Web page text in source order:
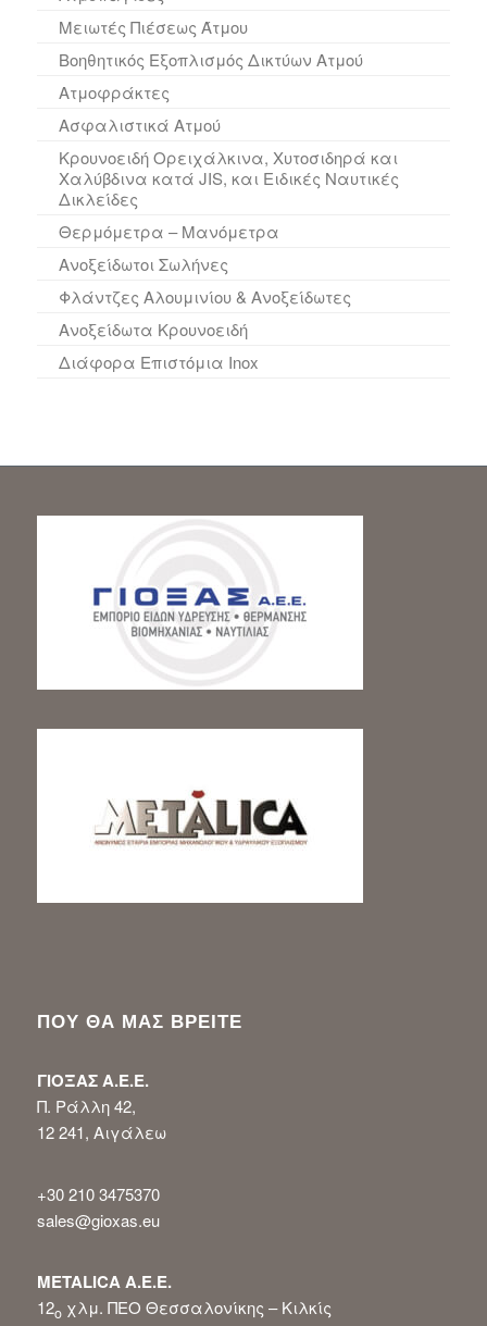
Μειωτές Πιέσεως Άτμου
Βοηθητικός Εξοπλισμός Δικτύων Ατμού
Ατμοφράκτες
Ασφαλιστικά Ατμού
Κρουνοειδή Ορειχάλκινα, Χυτοσιδηρά και
Χαλύβδινα κατά JIS, και Ειδικές Ναυτικές
Δικλείδες
Θερμόμετρα – Μανόμετρα
Ανοξείδωτοι Σωλήνες
Φλάντζες Αλουμινίου & Ανοξείδωτες
Ανοξείδωτα Kρουνοειδή
Διάφορα Επιστόμια Inox
ΠΟΥ ΘΑ ΜΑΣ ΒΡΕΙΤΕ
ΓΙΟΞΑΣ Α.Ε.Ε.
Π. Ράλλη 42,
12 241, Αιγάλεω
+30 210 3475370
sales@gioxas.eu
METALICA Α.Ε.Ε.
12οχλμ. ΠΕΟ Θεσσαλονίκης – Κιλκίς